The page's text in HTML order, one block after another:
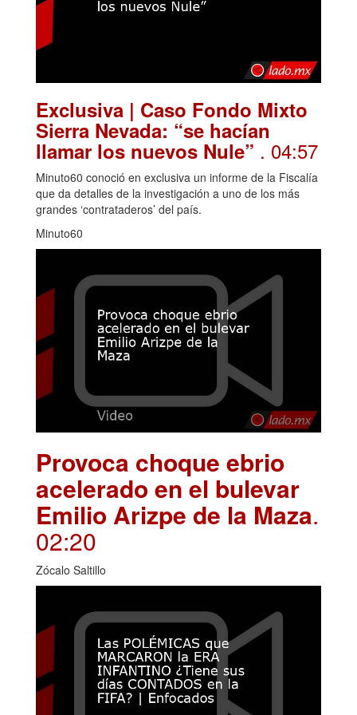
Exclusiva | Caso Fondo Mixto
Sierra Nevada: “se hacían
llamar los nuevos Nule” . 04:57
Minuto60 conoció en exclusiva un informe de la Fiscalía
que da detalles de la investigación a uno de los más
grandes ‘contrataderos’ del país.
Minuto60
Provoca choque ebrio
acelerado en el bulevar
Emilio Arizpe de la Maza.
02:20
Zócalo Saltillo